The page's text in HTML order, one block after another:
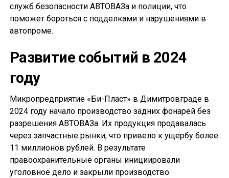
служб безопасности АВТОВАЗа и полиции, что
поможет бороться с подделками и нарушениями в
автопроме.
Развитие событий в 2024
году
Микропредприятие «Би-Пласт» в Димитровграде в
2024 году начало производство задних фонарей без
разрешения АВТОВАЗа. Их продукция продавалась
через запчастные рынки, что привело к ущербу более
11 миллионов рублей. В результате
правоохранительные органы инициировали
уголовное дело и закрыли производство.